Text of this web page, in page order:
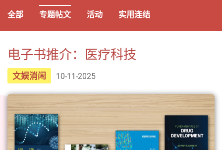
全部 专题帖文 活动 实用连结
电子书推介：医疗科技
文娱消闲 10-11-2025